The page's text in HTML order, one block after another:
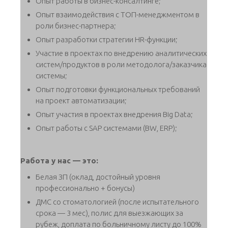
Опыт взаимодействия с ТОП-менеджментом в
роли бизнес-партнера;
Опыт разработки стратегии HR-функции;
Участие в проектах по внедрению аналитических
систем/продуктов в роли методолога/заказчика
системы;
Опыт подготовки функциональных требований
на проект автоматизации;
Опыт участия в проектах внедрения Big Data;
Опыт работы с SAP системами (BW, ERP);
Работа у нас — это:
Белая ЗП (оклад, достойный уровня
профессионально + бонусы)
ДМС со стоматологией (после испытательного
срока — 3 мес), полис для выезжающих за
рубеж, доплата по больничному листу до 100%